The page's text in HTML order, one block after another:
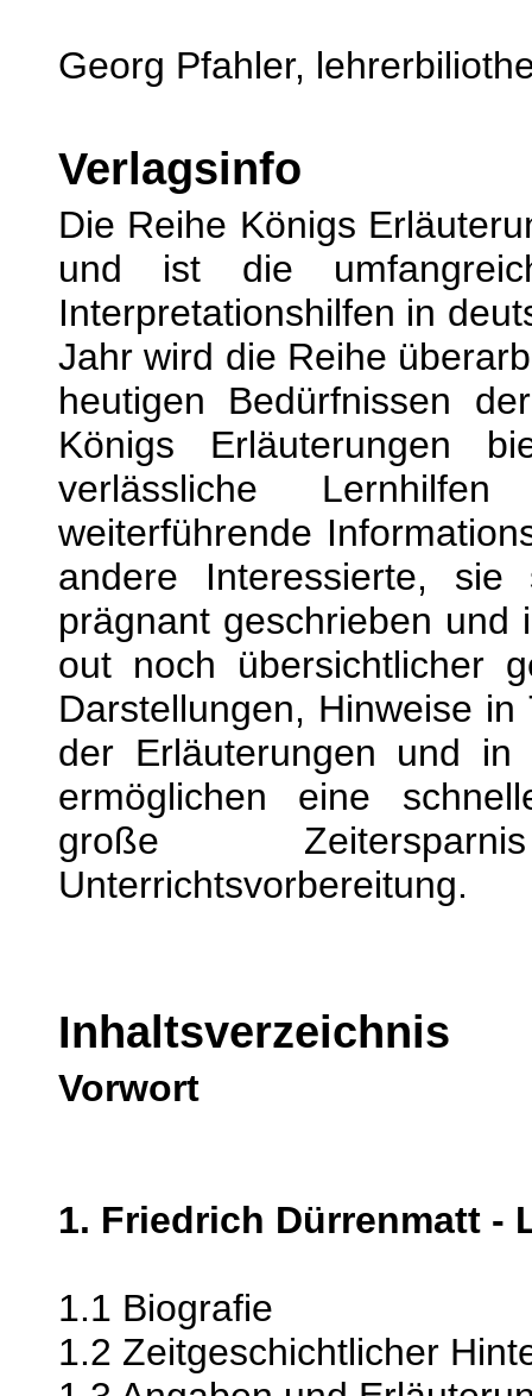
Georg Pfahler,
Verlagsinfo
Die Reihe Königs
und ist die
Interpretationshilfen in
Jahr wird die Reihe
heutigen Bedürfnissen
Königs Erläuterungen
verlässliche
weiterführende
andere Interessierte, sie
prägnant geschrieben und
out noch übersichtlicher
Darstellungen, Hinweise
der Erläuterungen und in
ermöglichen eine
große
Unterrichtsvorbereitung.
Inhaltsverzeichnis
Vorwort
1. Friedrich Dürrenmatt -
1.1 Biografie
1.2 Zeitgeschichtlicher